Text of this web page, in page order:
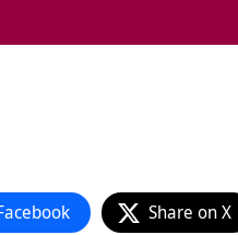
Share on X